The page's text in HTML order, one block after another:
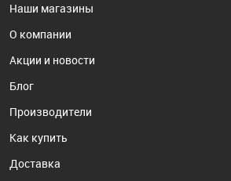
Наши магазины
О компании
Акции и новости
Блог
Производители
Как купить
Доставка